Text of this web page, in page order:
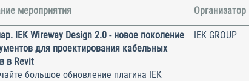
мероприятия Организатор
IEK Wireway Design 2.0 - новое поколение
для проектирования кабельных
в Revit
большое обновление плагина IEK
IEK GROUP